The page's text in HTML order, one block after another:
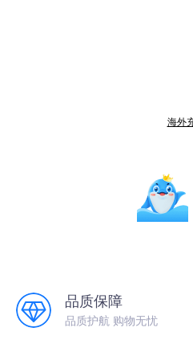
海外
品质保障
品质护航 购物无忧